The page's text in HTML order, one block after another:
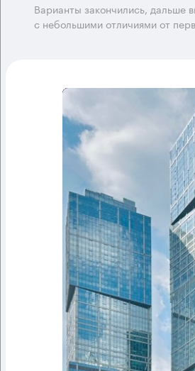
Варианты закончились, дальше
с небольшими отличиями от